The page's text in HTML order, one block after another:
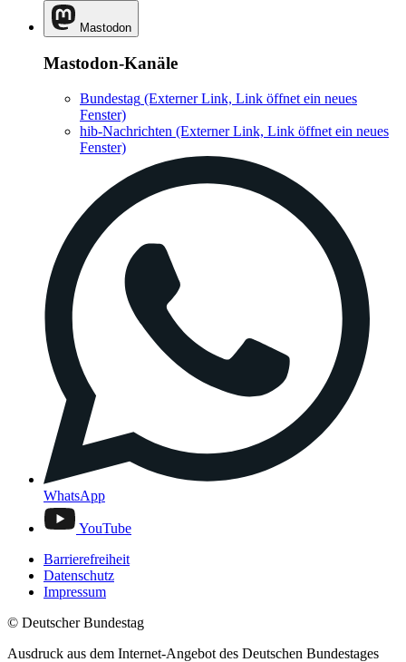
Mastodon
Mastodon-Kanäle
Bundestag (Externer Link, Link öffnet ein neues
Fenster)
hib-Nachrichten (Externer Link, Link öffnet ein neues
Fenster)
WhatsApp
YouTube
Barrierefreiheit
Datenschutz
Impressum
© Deutscher Bundestag
Ausdruck aus dem Internet-Angebot des Deutschen Bundestages